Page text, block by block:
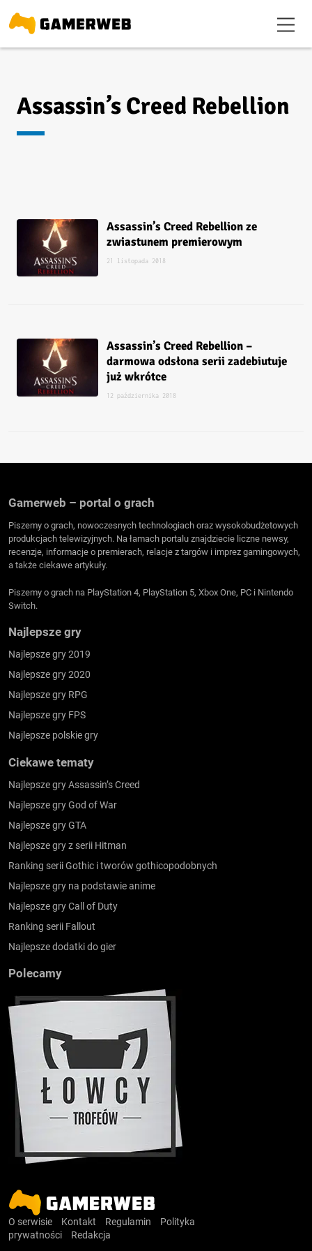
Assassin’s Creed Rebellion
Assassin’s Creed Rebellion ze
zwiastunem premierowym
21 listopada 2018
Assassin’s Creed Rebellion –
darmowa odsłona serii zadebiutuje
już wkrótce
12 października 2018
Gamerweb – portal o grach
Piszemy o grach, nowoczesnych technologiach oraz wysokobudżetowych
produkcjach telewizyjnych. Na łamach portalu znajdziecie liczne newsy,
recenzje, informacje o premierach, relacje z targów i imprez gamingowych,
a także ciekawe artykuły.
Piszemy o grach na PlayStation 4, PlayStation 5, Xbox One, PC i Nintendo
Switch.
Najlepsze gry
Najlepsze gry 2019
Najlepsze gry 2020
Najlepsze gry RPG
Najlepsze gry FPS
Najlepsze polskie gry
Ciekawe tematy
Najlepsze gry Assassin’s Creed
Najlepsze gry God of War
Najlepsze gry GTA
Najlepsze gry z serii Hitman
Ranking serii Gothic i tworów gothicopodobnych
Najlepsze gry na podstawie anime
Najlepsze gry Call of Duty
Ranking serii Fallout
Najlepsze dodatki do gier
Polecamy
O serwisie Kontakt Regulamin
Polityka
prywatności
Redakcja